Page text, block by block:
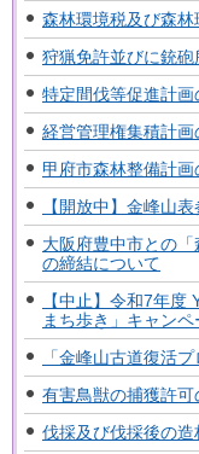
森林環境税及び森
狩猟免許並びに銃
特定間伐等促進計
経営管理権集積計画
甲府市森林整備計
【開放中】金峰山
大阪府豊中市との「
の締結について
【中止】令和7年度
まち歩き」キャン
「金峰山古道復活
有害鳥獣の捕獲許
伐採及び伐採後の